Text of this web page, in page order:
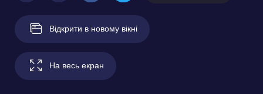
Відкрити в новому вікні
На весь екран